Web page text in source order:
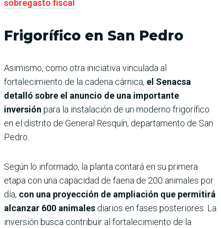
sobregasto fiscal
Frigorífico en San Pedro
Asimismo, como otra iniciativa vinculada al
fortalecimiento de la cadena cárnica, el Senacsa
detalló sobre el anuncio de una importante
inversión para la instalación de un moderno frigorífico
en el distrito de General Resquín, departamento de San
Pedro.
Según lo informado, la planta contará en su primera
etapa con una capacidad de faena de 200 animales por
día, con una proyección de ampliación que permitirá
alcanzar 600 animales diarios en fases posteriores. La
inversión busca contribuir al fortalecimiento de la